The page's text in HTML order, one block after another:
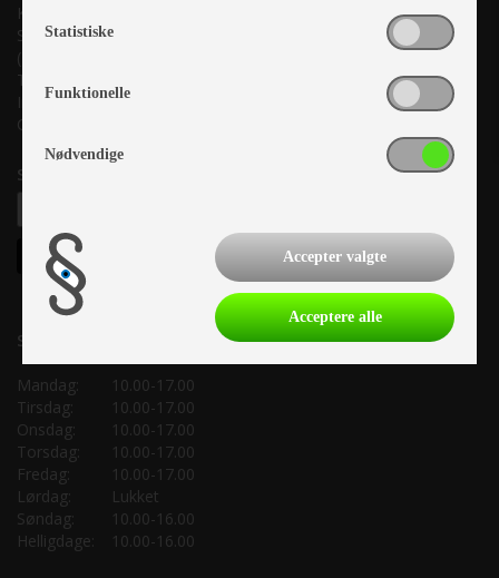
Kronjyllands Camping Center A/S
Suderholmen 10, 8960 Randers SØ
(Lige ud til Grenåvej)
Tlf. +45 87 10 98 70
Info@as-kcc.dk
CVR: 33 38 77 33
Samtykke til nyhedsbrev
Salgsafdeling:
Mandag:
10.00-17.00
Tirsdag:
10.00-17.00
Onsdag:
10.00-17.00
Torsdag:
10.00-17.00
Fredag:
10.00-17.00
Lørdag:
Lukket
Søndag:
10.00-16.00
Helligdage:
10.00-16.00
Statistiske
Funktionelle
Nødvendige
Accepter valgte
Acceptere alle